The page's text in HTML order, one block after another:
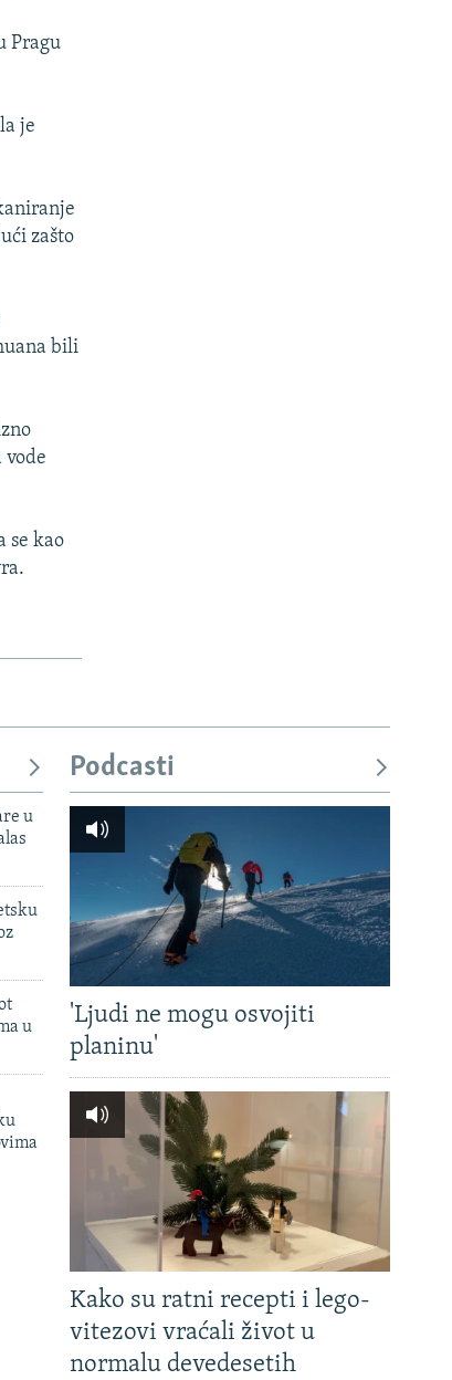
Pragu
je
zašto
bili
se kao
u
u
Podcasti
'Ljudi ne mogu osvojiti
planinu'
Kako su ratni recepti i lego-
vitezovi vraćali život u
normalu devedesetih